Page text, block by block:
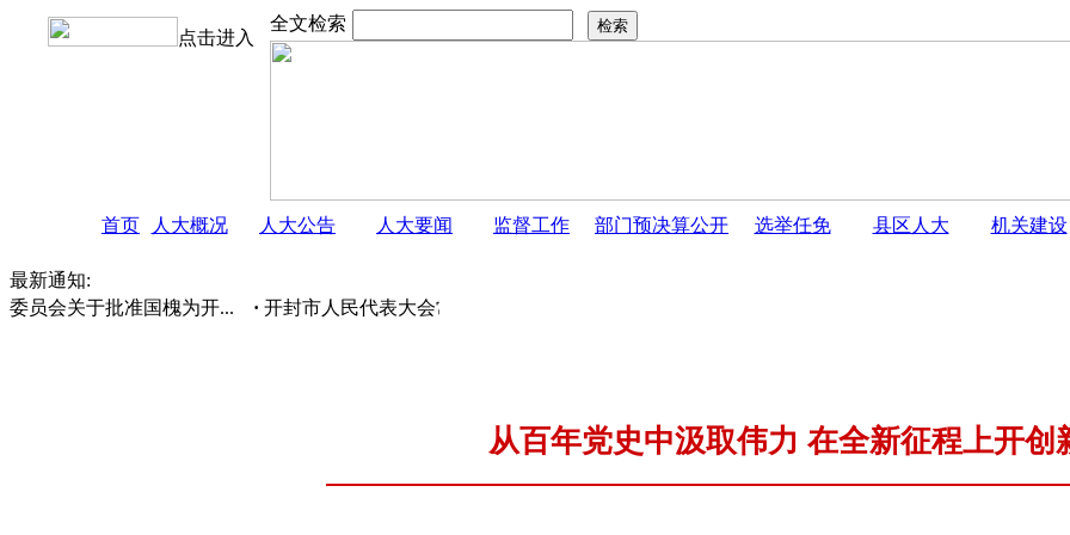
点击进入
全文检索
首页 人大概况 人大公告 人大要闻 监督工作 部门预决算公开 选举任免 县区人大 机关建设
最新通知:
会关于批准国槐为开...
· 开封市人民代表大会常务委员会 公告
从百年党史中汲取伟力 在全新征程上开创